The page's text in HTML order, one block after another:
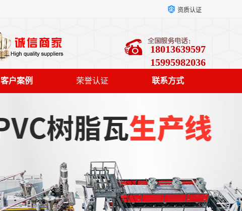
资质认证
18013639597
15995982036
客户案例 荣誉认证 联系方式